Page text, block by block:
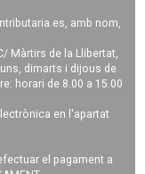
, amb nom,
Màrtirs de la Llibertat,
dimarts i dijous de
horari de 8.00 a 15.00
en l'apartat
el pagament a